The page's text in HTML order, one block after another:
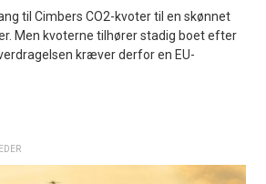
til Cimbers CO2-kvoter til en skønnet
Men kvoterne tilhører stadig boet efter
kræver derfor en EU-